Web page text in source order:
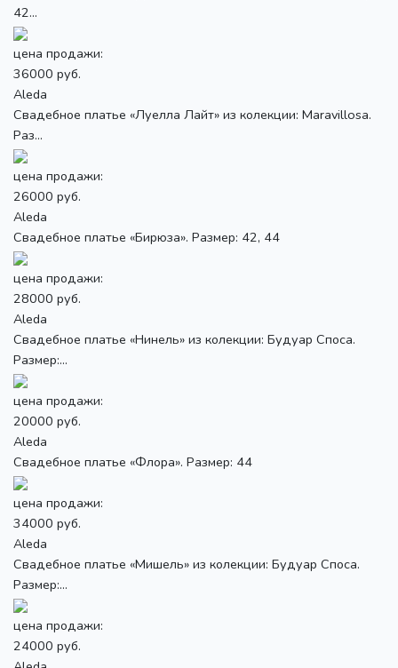
42...
цена продажи:
36000 руб.
Aleda
Свадебное платье «Луелла Лайт» из колекции: Maravillosa.
Раз...
цена продажи:
26000 руб.
Aleda
Свадебное платье «Бирюза». Размер: 42, 44
цена продажи:
28000 руб.
Aleda
Свадебное платье «Нинель» из колекции: Будуар Споса.
Размер:...
цена продажи:
20000 руб.
Aleda
Свадебное платье «Флора». Размер: 44
цена продажи:
34000 руб.
Aleda
Свадебное платье «Мишель» из колекции: Будуар Споса.
Размер:...
цена продажи:
24000 руб.